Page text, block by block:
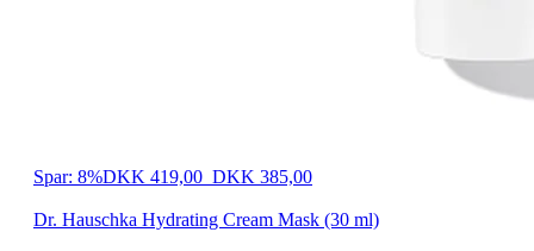
Spar: 8%DKK 419,00 DKK 385,00
Dr. Hauschka Hydrating Cream Mask (30 ml)